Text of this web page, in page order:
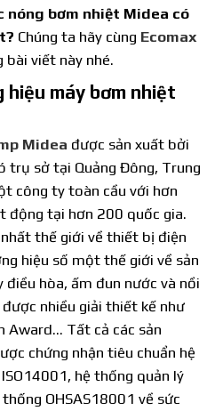
nóng bơm nhiệt Midea có
Chúng ta hãy cùng Ecomax
viết này nhé.
máy bơm nhiệt
Midea được sản xuất bởi
trụ sở tại Quảng Đông, Trung
công ty toàn cầu với hơn
động tại hơn 200 quốc gia.
thế giới về thiết bị điện
hiệu số một thế giới về sản
điều hòa, ấm đun nước và nồi
nhiều giải thiết kế như
Award… Tất cả các sản
chứng nhận tiêu chuẩn hệ
hệ thống quản lý
OHSAS18001 về sức